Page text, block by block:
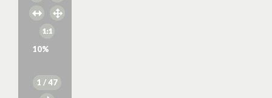
10%
1 / 47